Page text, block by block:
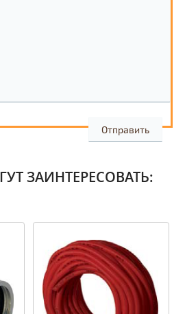
ЗАИНТЕРЕСОВАТЬ: